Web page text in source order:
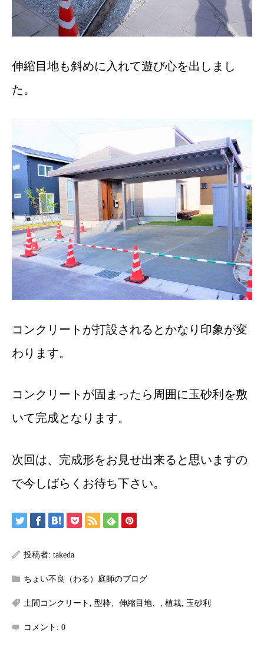
伸縮目地も斜めに入れて遊び心を出しまし
た。
コンクリートが打設されるとかなり印象が変
わります。
コンクリートが固まったら周囲に玉砂利を敷
いて完成となります。
次回は、完成形をお見せ出来ると思いますの
で今しばらくお待ち下さい。
投稿者: takeda
ちょい不良（わる）庭師のブログ
土間コンクリート , 型枠、伸縮目地、 , 植栽, 玉砂利
コメント: 0